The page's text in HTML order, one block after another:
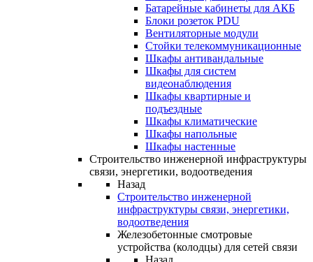
Батарейные кабинеты для АКБ
Блоки розеток PDU
Вентиляторные модули
Стойки телекоммуникационные
Шкафы антивандальные
Шкафы для систем
видеонаблюдения
Шкафы квартирные и
подъездные
Шкафы климатические
Шкафы напольные
Шкафы настенные
Строительство инженерной инфраструктуры
связи, энергетики, водоотведения
Назад
Строительство инженерной
инфраструктуры связи, энергетики,
водоотведения
Железобетонные смотровые
устройства (колодцы) для сетей связи
Назад